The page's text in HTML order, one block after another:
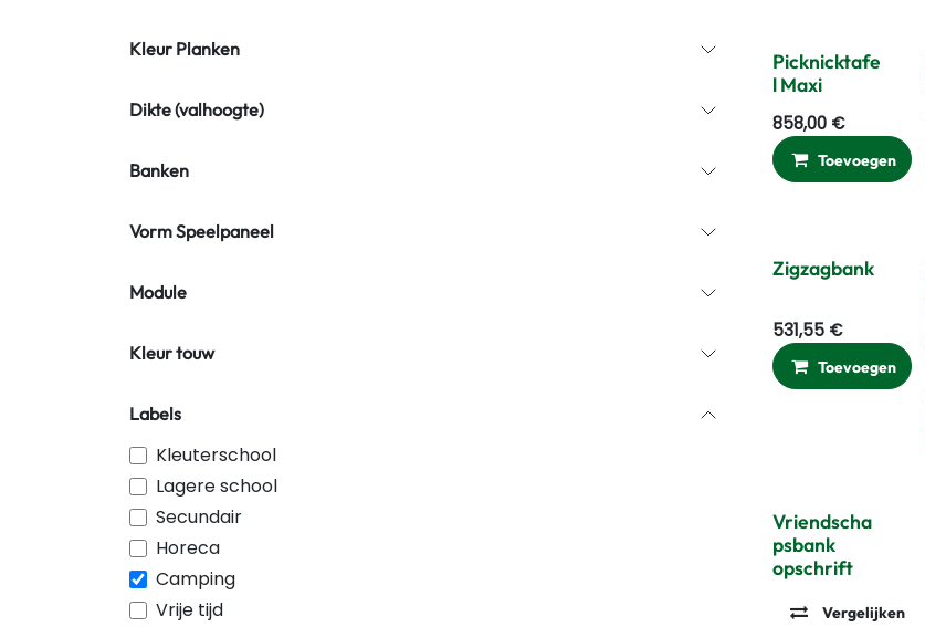
Kleur Planken
Dikte (valhoogte)
Banken
Vorm Speelpaneel
Module
Kleur touw
Labels
Kleuterschool
Lagere school
Secundair
Horeca
Camping
Vrije tijd
Picknicktafe
l Maxi
858,00 €
Toevoegen
Zigzagbank
531,55 €
Toevoegen
Vriendscha
psbank
opschrift
Vergelijken